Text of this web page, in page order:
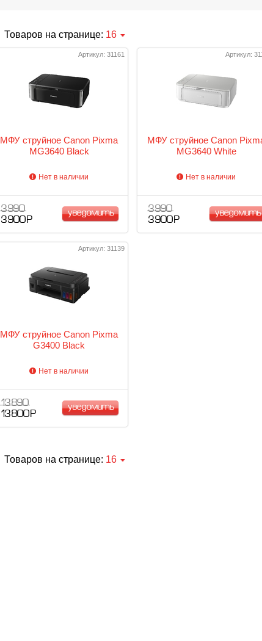
Товаров на странице: 16
Артикул: 31161
МФУ струйное Canon Pixma
MG3640 Black
Нет в наличии
3 990
3 900 Р
уведомить
Артикул:
МФУ струйное Canon
MG3640 White
Нет в наличии
3 990
3 900 Р
уведомить
Артикул: 31139
МФУ струйное Canon Pixma
G3400 Black
Нет в наличии
13 890
13 800 Р
уведомить
Товаров на странице: 16